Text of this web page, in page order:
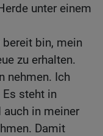
unter einem
bin, mein
zu erhalten.
nehmen. Ich
steht in
auch in meiner
Damit